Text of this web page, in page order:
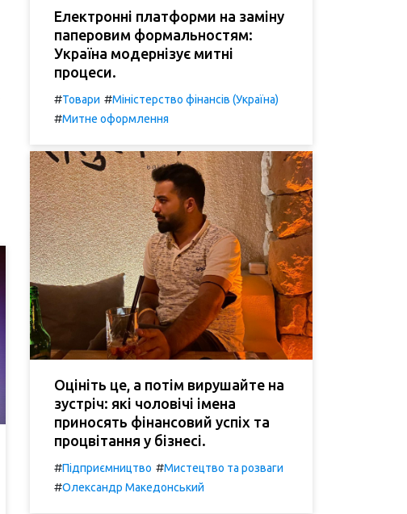
Електронні платформи на заміну
паперовим формальностям:
Україна модернізує митні
процеси.
#Товари #Міністерство фінансів (Україна)
#Митне оформлення
Оцініть це, а потім вирушайте на
зустріч: які чоловічі імена
приносять фінансовий успіх та
процвітання у бізнесі.
#Підприємництво #Мистецтво та розваги
#Олександр Македонський